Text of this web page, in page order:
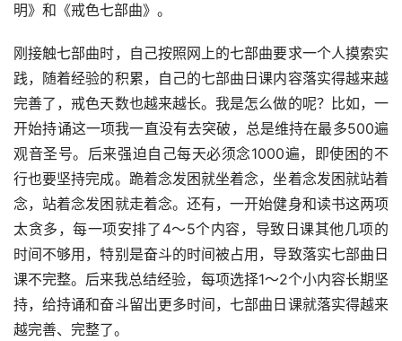
明》和《戒色七部曲》。
刚接触七部曲时，自己按照网上的七部曲要求一个人摸索实
践，随着经验的积累，自己的七部曲日课内容落实得越来越
完善了，戒色天数也越来越长。我是怎么做的呢？比如，一
开始持诵这一项我一直没有去突破，总是维持在最多500遍
观音圣号。后来强迫自己每天必须念1000遍，即使困的不
行也要坚持完成。跪着念发困就坐着念，坐着念发困就站着
念，站着念发困就走着念。还有，一开始健身和读书这两项
太贪多，每一项安排了4～5个内容，导致日课其他几项的
时间不够用，特别是奋斗的时间被占用，导致落实七部曲日
课不完整。后来我总结经验，每项选择1～2个小内容长期坚
持，给持诵和奋斗留出更多时间，七部曲日课就落实得越来
越完善、完整了。